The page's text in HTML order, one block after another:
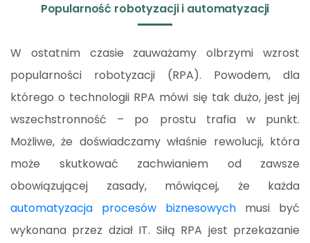
Popularność robotyzacji i automatyzacji
W ostatnim czasie zauważamy olbrzymi wzrost
popularności robotyzacji (RPA). Powodem, dla
którego o technologii RPA mówi się tak dużo, jest jej
wszechstronność – po prostu trafia w punkt.
Możliwe, że doświadczamy właśnie rewolucji, która
może skutkować zachwianiem od zawsze
obowiązującej zasady, mówiącej, że każda
automatyzacja procesów biznesowych musi być
wykonana przez dział IT. Siłą RPA jest przekazanie